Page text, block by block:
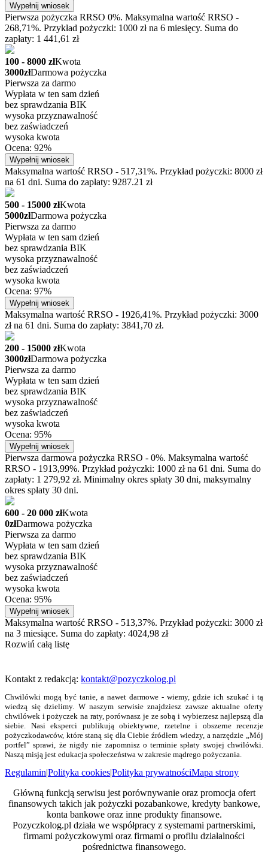
Wypełnij wniosek
Pierwsza pożyczka RRSO 0%. Maksymalna wartość RRSO -
268,71%. Przykład pożyczki: 1000 zł na 6 miesięcy. Suma do
zapłaty: 1 441,61 zł
100 - 8000 złKwota
3000złDarmowa pożyczka
Pierwsza za darmo
Wypłata w ten sam dzień
bez sprawdzania BIK
wysoka przyznawalność
bez zaświadczeń
wysoka kwota
Ocena: 92%
Wypełnij wniosek
Maksymalna wartość RRSO - 517,31%. Przykład pożyczki: 8000 zł
na 61 dni. Suma do zapłaty: 9287.21 zł
500 - 15000 złKwota
5000złDarmowa pożyczka
Pierwsza za darmo
Wypłata w ten sam dzień
bez sprawdzania BIK
wysoka przyznawalność
bez zaświadczeń
wysoka kwota
Ocena: 97%
Wypełnij wniosek
Maksymalna wartość RRSO - 1926,41%. Przykład pożyczki: 3000
zł na 61 dni. Suma do zapłaty: 3841,70 zł.
200 - 15000 złKwota
3000złDarmowa pożyczka
Pierwsza za darmo
Wypłata w ten sam dzień
bez sprawdzania BIK
wysoka przyznawalność
bez zaświadczeń
wysoka kwota
Ocena: 95%
Wypełnij wniosek
Pierwsza darmowa pożyczka RRSO - 0%. Maksymalna wartość
RRSO - 1913,99%. Przykład pożyczki: 1000 zł na 61 dni. Suma do
zapłaty: 1 279,92 zł. Minimalny okres spłaty 30 dni, maksymalny
okres spłaty 30 dni.
600 - 20 000 złKwota
0złDarmowa pożyczka
Pierwsza za darmo
Wypłata w ten sam dzień
bez sprawdzania BIK
wysoka przyznawalność
bez zaświadczeń
wysoka kwota
Ocena: 95%
Wypełnij wniosek
Maksymalna wartość RRSO - 513,37%. Przykład pożyczki: 3000 zł
na 3 miesiące. Suma do zapłaty: 4024,98 zł
Rozwiń całą listę
Kontakt z redakcją: kontakt@pozyczkolog.pl
Chwilówki mogą być tanie, a nawet darmowe - wiemy, gdzie ich szukać i tą
wiedzą się dzielimy. W naszym serwisie znajdziesz zawsze aktualne oferty
chwilówek i pożyczek na raty, porównasz je ze sobą i wybierzesz najlepszą dla
siebie. Nasi eksperci publikują obiektywne, rzetelne i obszerne recenzje
pożyczkodawców, które staną się dla Ciebie źródłem wiedzy, a narzędzie „Mój
portfel” sprawi, że nigdy nie zapomnisz o terminie spłaty swojej chwilówki.
Naszą misją jest edukacja społeczeństwa w zakresie mądrego pożyczania.
Regulamin|Polityka cookies|Polityka prywatnościMapa strony
Główną funkcją serwisu jest porównywanie oraz promocja ofert
finansowych takich jak pożyczki pozabankowe, kredyty bankowe,
konta bankowe oraz inne produkty finansowe.
Pozyczkolog.pl działa we współpracy z systemami partnerskimi,
firmami pożyczkowymi oraz firmami o profilu działalności
pośrednictwa finansowego.